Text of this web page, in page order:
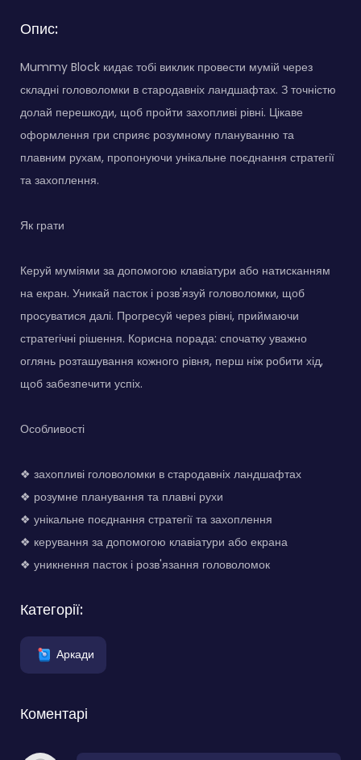
Опис:
Mummy Block кидає тобі виклик провести мумій через
складні головоломки в стародавніх ландшафтах. З точністю
долай перешкоди, щоб пройти захопливі рівні. Цікаве
оформлення гри сприяє розумному плануванню та
плавним рухам, пропонуючи унікальне поєднання стратегії
та захоплення.
Як грати
Керуй муміями за допомогою клавіатури або натисканням
на екран. Уникай пасток і розв'язуй головоломки, щоб
просуватися далі. Прогресуй через рівні, приймаючи
стратегічні рішення. Корисна порада: спочатку уважно
оглянь розташування кожного рівня, перш ніж робити хід,
щоб забезпечити успіх.
Особливості
❖ захопливі головоломки в стародавніх ландшафтах
❖ розумне планування та плавні рухи
❖ унікальне поєднання стратегії та захоплення
❖ керування за допомогою клавіатури або екрана
❖ уникнення пасток і розв'язання головоломок
Категорії:
Аркади
Коментарі